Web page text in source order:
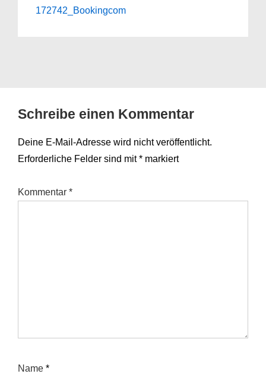
Schreibe einen Kommentar
Deine E-Mail-Adresse wird nicht veröffentlicht.
Erforderliche Felder sind mit* markiert
Kommentar *
Name *